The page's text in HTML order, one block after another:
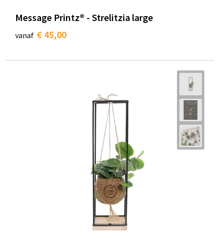
Message Printz® - Strelitzia large
vanaf € 45,00